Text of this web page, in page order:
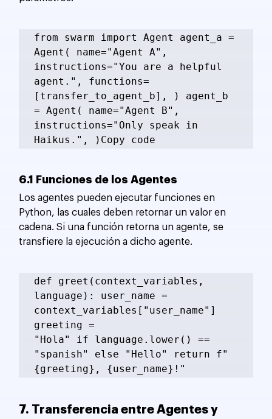
from swarm import Agent agent_a =
Agent( name="Agent A",
instructions="You are a helpful
agent.", functions=
[transfer_to_agent_b], ) agent_b
= Agent( name="Agent B",
instructions="Only speak in
Haikus.", )Copy code
6.1 Funciones de los Agentes
Los agentes pueden ejecutar funciones en
Python, las cuales deben retornar un valor en
cadena. Si una función retorna un agente, se
transfiere la ejecución a dicho agente.
def greet(context_variables,
language): user_name =
context_variables["user_name"]
greeting =
"Hola" if language.lower() ==
"spanish" else "Hello" return f"
{greeting}, {user_name}!"
7. Transferencia entre Agentes y